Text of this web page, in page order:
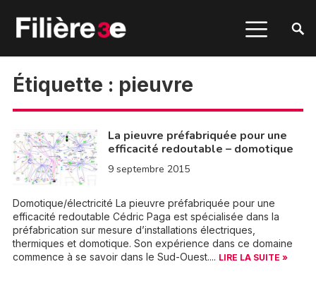
Étiquette : pieuvre
La pieuvre préfabriquée pour une
efficacité redoutable – domotique
9 septembre 2015
Domotique/électricité La pieuvre préfabriquée pour une
efficacité redoutable Cédric Paga est spécialisée dans la
préfabrication sur mesure d’installations électriques,
thermiques et domotique. Son expérience dans ce domaine
commence à se savoir dans le Sud-Ouest.... LIRE LA SUITE »